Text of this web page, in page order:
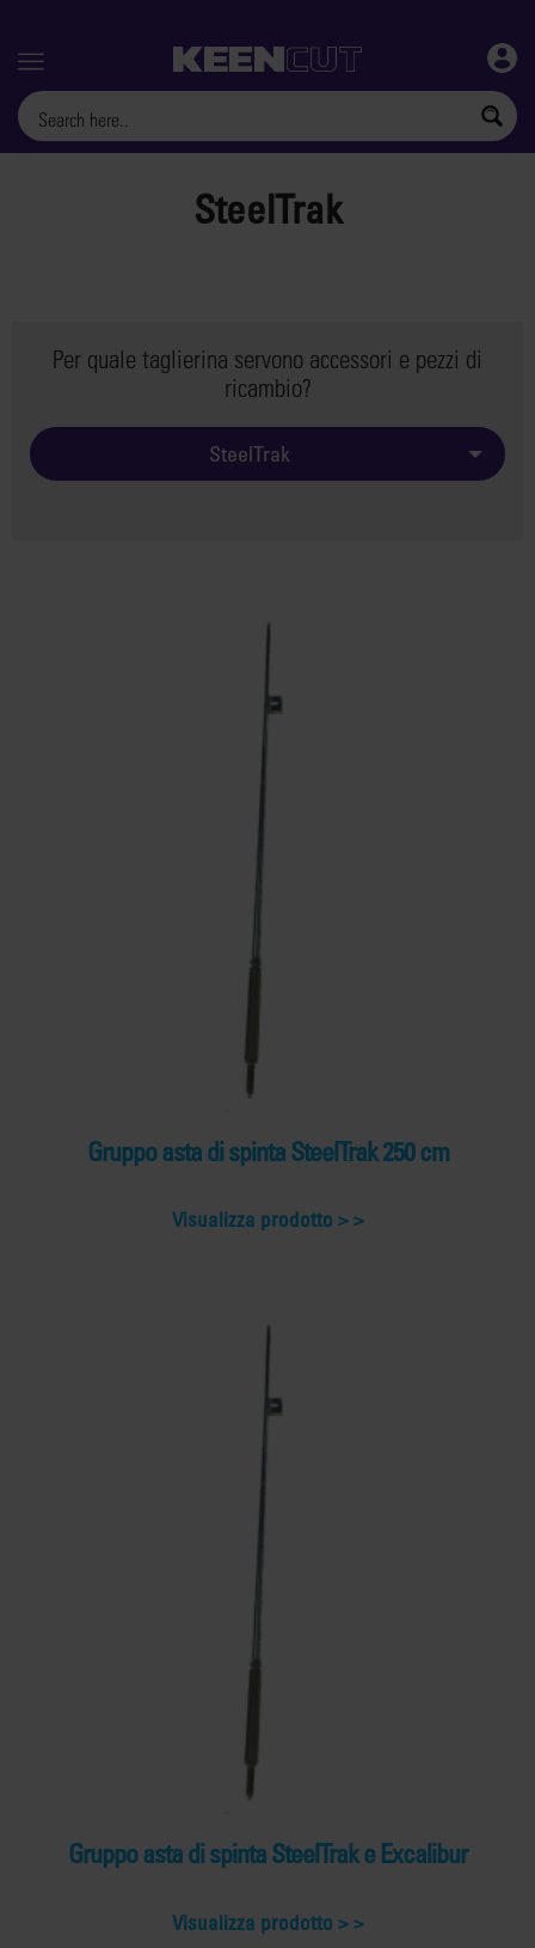
Menu
SteelTrak
Per quale taglierina servono accessori e pezzi di
ricambio?
SteelTrak
Gruppo asta di spinta SteelTrak 250 cm
Visualizza prodotto >
Gruppo asta di spinta SteelTrak e Excalibur
Visualizza prodotto >